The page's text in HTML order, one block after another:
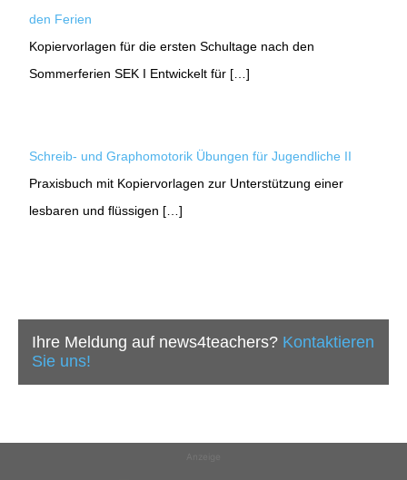
den Ferien
Kopiervorlagen für die ersten Schultage nach den
Sommerferien SEK I Entwickelt für […]
Schreib- und Graphomotorik Übungen für Jugendliche II
Praxisbuch mit Kopiervorlagen zur Unterstützung einer
lesbaren und flüssigen […]
Ihre Meldung auf news4teachers? Kontaktieren
Sie uns!